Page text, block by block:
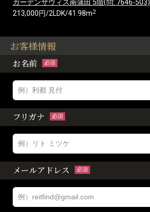
ガーデンザヴィス南蒲田 5階(問: 7646-503)
213,000円/2LDK/41.98m2
お客様情報
お名前 必須
フリガナ 必須
メールアドレス 必須